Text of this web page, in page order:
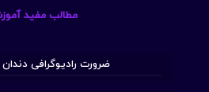
مطالب مفید
ضرورت رادیوگرافی